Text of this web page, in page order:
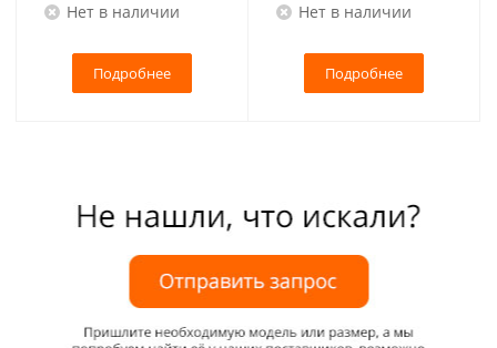
Нет в наличии
Подробнее
Нет в наличии
Подробнее